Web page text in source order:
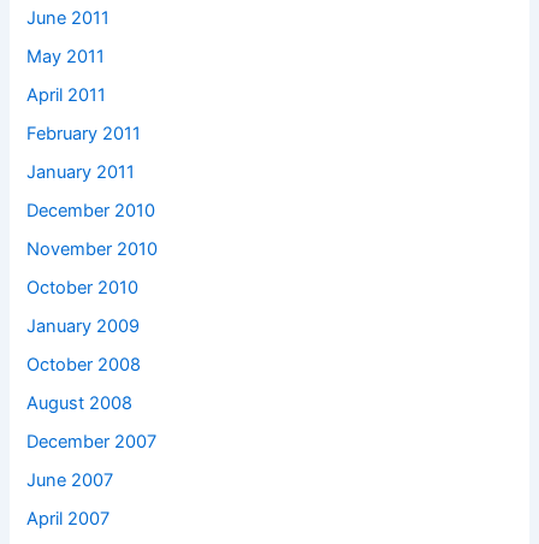
June 2011
May 2011
April 2011
February 2011
January 2011
December 2010
November 2010
October 2010
January 2009
October 2008
August 2008
December 2007
June 2007
April 2007